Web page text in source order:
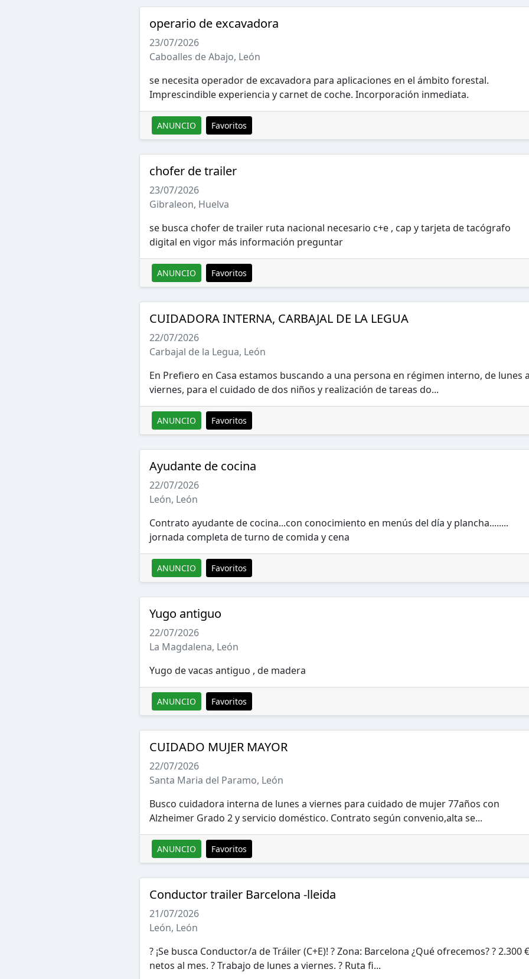
operario de excavadora
23/07/2026
Caboalles de Abajo, León
se necesita operador de excavadora para aplicaciones en el ámbito forestal.
Imprescindible experiencia y carnet de coche. Incorporación inmediata.
ANUNCIO Favoritos
chofer de trailer
23/07/2026
Gibraleon, Huelva
se busca chofer de trailer ruta nacional necesario c+e , cap y tarjeta de tacógrafo
digital en vigor más información preguntar
ANUNCIO Favoritos
CUIDADORA INTERNA, CARBAJAL DE LA LEGUA
22/07/2026
Carbajal de la Legua, León
En Prefiero en Casa estamos buscando a una persona en régimen interno, de lunes
viernes, para el cuidado de dos niños y realización de tareas do...
ANUNCIO Favoritos
Ayudante de cocina
22/07/2026
León, León
Contrato ayudante de cocina...con conocimiento en menús del día y plancha........
jornada completa de turno de comida y cena
ANUNCIO Favoritos
Yugo antiguo
22/07/2026
La Magdalena, León
Yugo de vacas antiguo , de madera
ANUNCIO Favoritos
CUIDADO MUJER MAYOR
22/07/2026
Santa Maria del Paramo, León
Busco cuidadora interna de lunes a viernes para cuidado de mujer 77años con
Alzheimer Grado 2 y servicio doméstico. Contrato según convenio,alta se...
ANUNCIO Favoritos
Conductor trailer Barcelona -lleida
21/07/2026
León, León
? ¡Se busca Conductor/a de Tráiler (C+E)! ? Zona: Barcelona ¿Qué ofrecemos? ? 2.300 €
netos al mes. ?️ Trabajo de lunes a viernes. ? Ruta fi...